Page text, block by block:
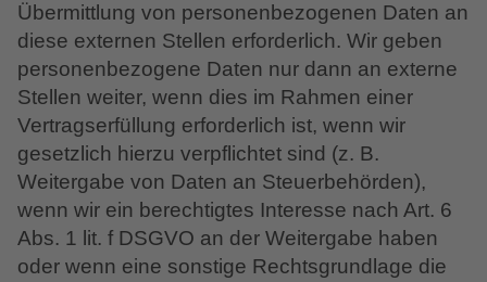
Übermittlung von personenbezogenen Daten an
diese externen Stellen erforderlich. Wir geben
personenbezogene Daten nur dann an externe
Stellen weiter, wenn dies im Rahmen einer
Vertragserfüllung erforderlich ist, wenn wir
gesetzlich hierzu verpflichtet sind (z. B.
Weitergabe von Daten an Steuerbehörden),
wenn wir ein berechtigtes Interesse nach Art. 6
Abs. 1 lit. f DSGVO an der Weitergabe haben
oder wenn eine sonstige Rechtsgrundlage die